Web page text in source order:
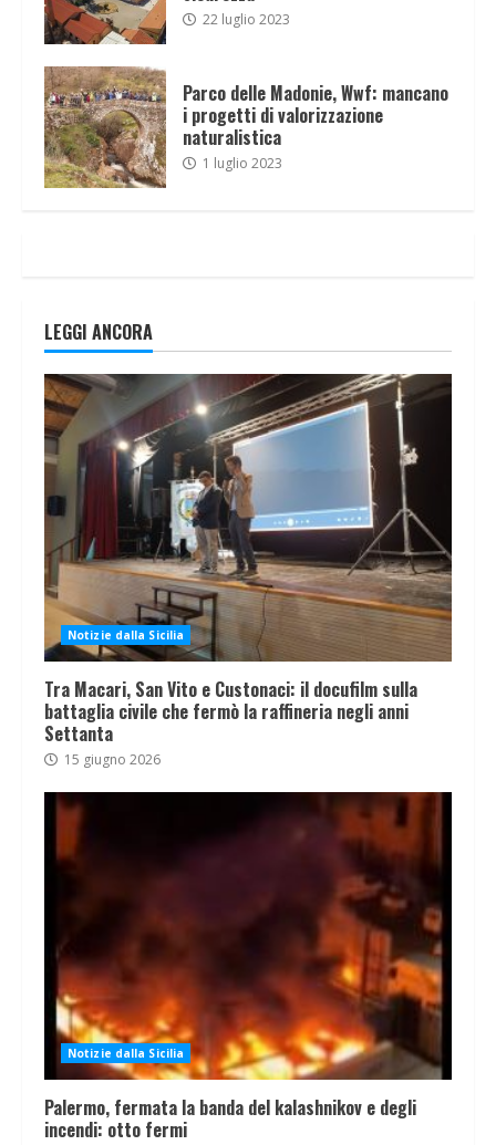
22 luglio 2023
Parco delle Madonie, Wwf: mancano
i progetti di valorizzazione
naturalistica
1 luglio 2023
LEGGI ANCORA
Notizie dalla Sicilia
Tra Macari, San Vito e Custonaci: il docufilm sulla
battaglia civile che fermò la raffineria negli anni
Settanta
15 giugno 2026
Notizie dalla Sicilia
Palermo, fermata la banda del kalashnikov e degli
incendi: otto fermi